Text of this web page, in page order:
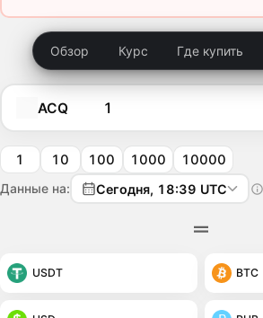
Обзор Курс Где купить
ACQ
1 10 100 1000 10000
Данные на: Сегодня, 18:39 UTC
USDT BTC